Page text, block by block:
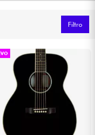
Filtro